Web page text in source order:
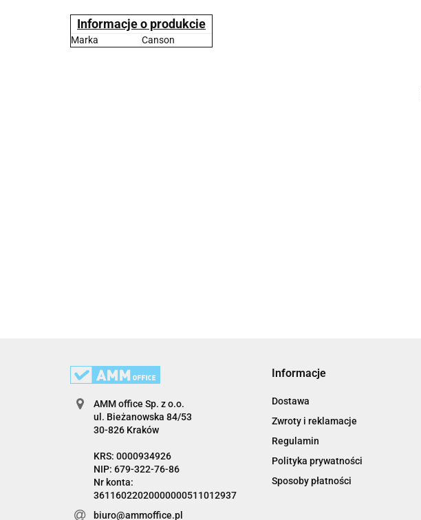
Informacje o produkcie
Marka Canson
AMM office Sp. z o.o.
ul. Bieżanowska 84/53
30-826 Kraków
KRS: 0000934926
NIP: 679-322-76-86
Nr konta:
36116022020000000511012937
biuro@ammoffice.pl
Informacje
Dostawa
Zwroty i reklamacje
Regulamin
Polityka prywatności
Sposoby płatności